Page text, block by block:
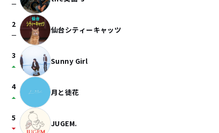
check_indeterminate_small
2
check_indeterminate_small 仙台シティーキャッツ
3
arrow_drop_up Sunny Girl
4
arrow_drop_up 月と徒花
5
arrow_drop_down JUGEM.